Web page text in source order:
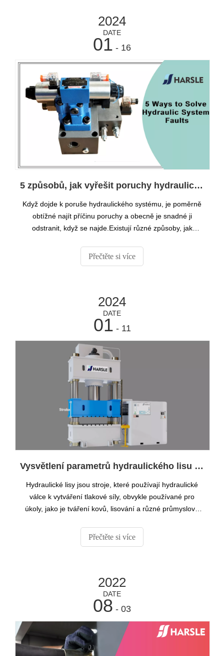
2024
DATE
01 - 16
5 způsobů, jak vyřešit poruchy hydraulického systému
Když dojde k poruše hydraulického systému, je poměrně
obtížné najít příčinu poruchy a obecně je snadné ji
odstranit, když se najde.Existují různé způsoby, jak
nich jsou uvedeny níže.
Přečtěte si více
2024
DATE
01 - 11
Vysvětlení parametrů hydraulického lisu HARSLE
Hydraulické lisy jsou stroje, které používají hydraulické
válce k vytváření tlakové síly, obvykle používané pro
úkoly, jako je tváření kovů, lisování a různé průmyslové
lisu je nezbytné pro bezpečný a efektivní provoz.Zde jsou
některé
Přečtěte si více
2022
DATE
08 - 03